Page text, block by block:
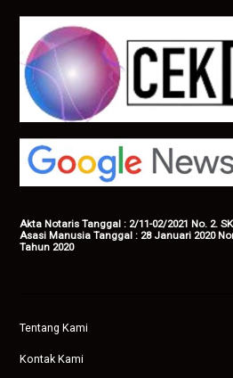
Akta Notaris Tanggal : 2/11-02/2021 No. 2.
Asasi Manusia Tanggal : 28 Januari 2020
Tahun 2020
Tentang Kami
Kontak Kami